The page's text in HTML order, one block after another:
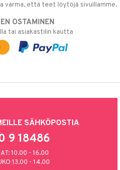
varma, että teet löytöjä sivuillamme.
OSTAMINEN
tai asiakastilin kautta
SÄHKÖPOSTIA
9 18486
10.00 - 16.00
13.00 - 14.00